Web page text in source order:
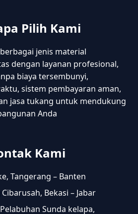
Pilih Kami
jenis material
dengan layanan profesional,
biaya tersembunyi,
sistem pembayaran aman,
jasa tukang untuk mendukung
Anda
Kami
Tangerang – Banten
Cibarusah, Bekasi – Jabar
Sunda kelapa,